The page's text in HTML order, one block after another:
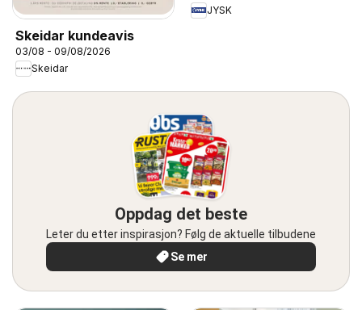
Skeidar kundeavis
03/08 - 09/08/2026
Skeidar
JYSK
Oppdag det beste
Leter du etter inspirasjon? Følg de aktuelle tilbudene
Se mer